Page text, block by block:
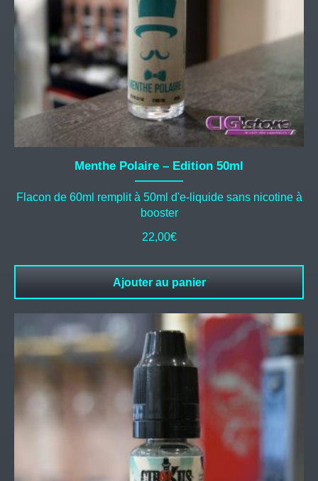
Menthe Polaire – Edition 50ml
Flacon de 60ml remplit à 50ml d'e-liquide sans nicotine à
booster
22,00€
Ajouter au panier
produit
variations.
Les
sur